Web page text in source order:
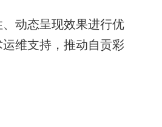
动态呈现效果进行优
维支持，推动自贡彩